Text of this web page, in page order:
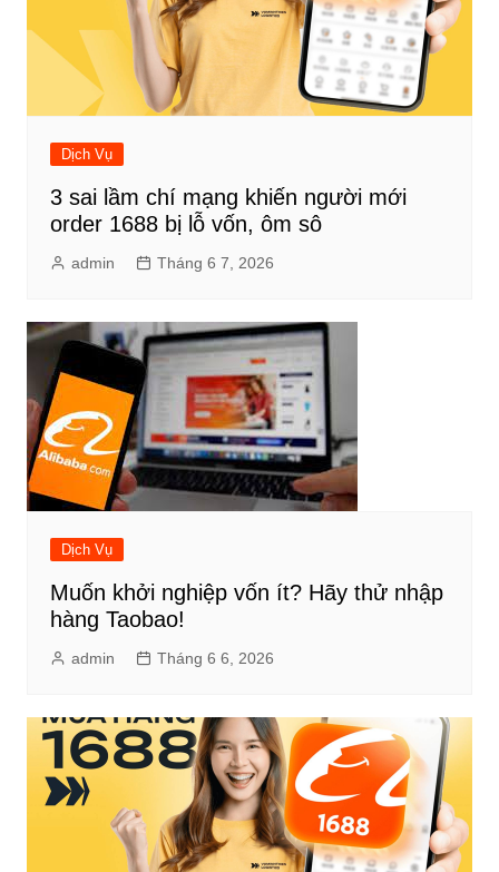
Dịch Vụ
3 sai lầm chí mạng khiến người mới
order 1688 bị lỗ vốn, ôm sô
admin Tháng 6 7, 2026
Dịch Vụ
Muốn khởi nghiệp vốn ít? Hãy thử nhập
hàng Taobao!
admin Tháng 6 6, 2026